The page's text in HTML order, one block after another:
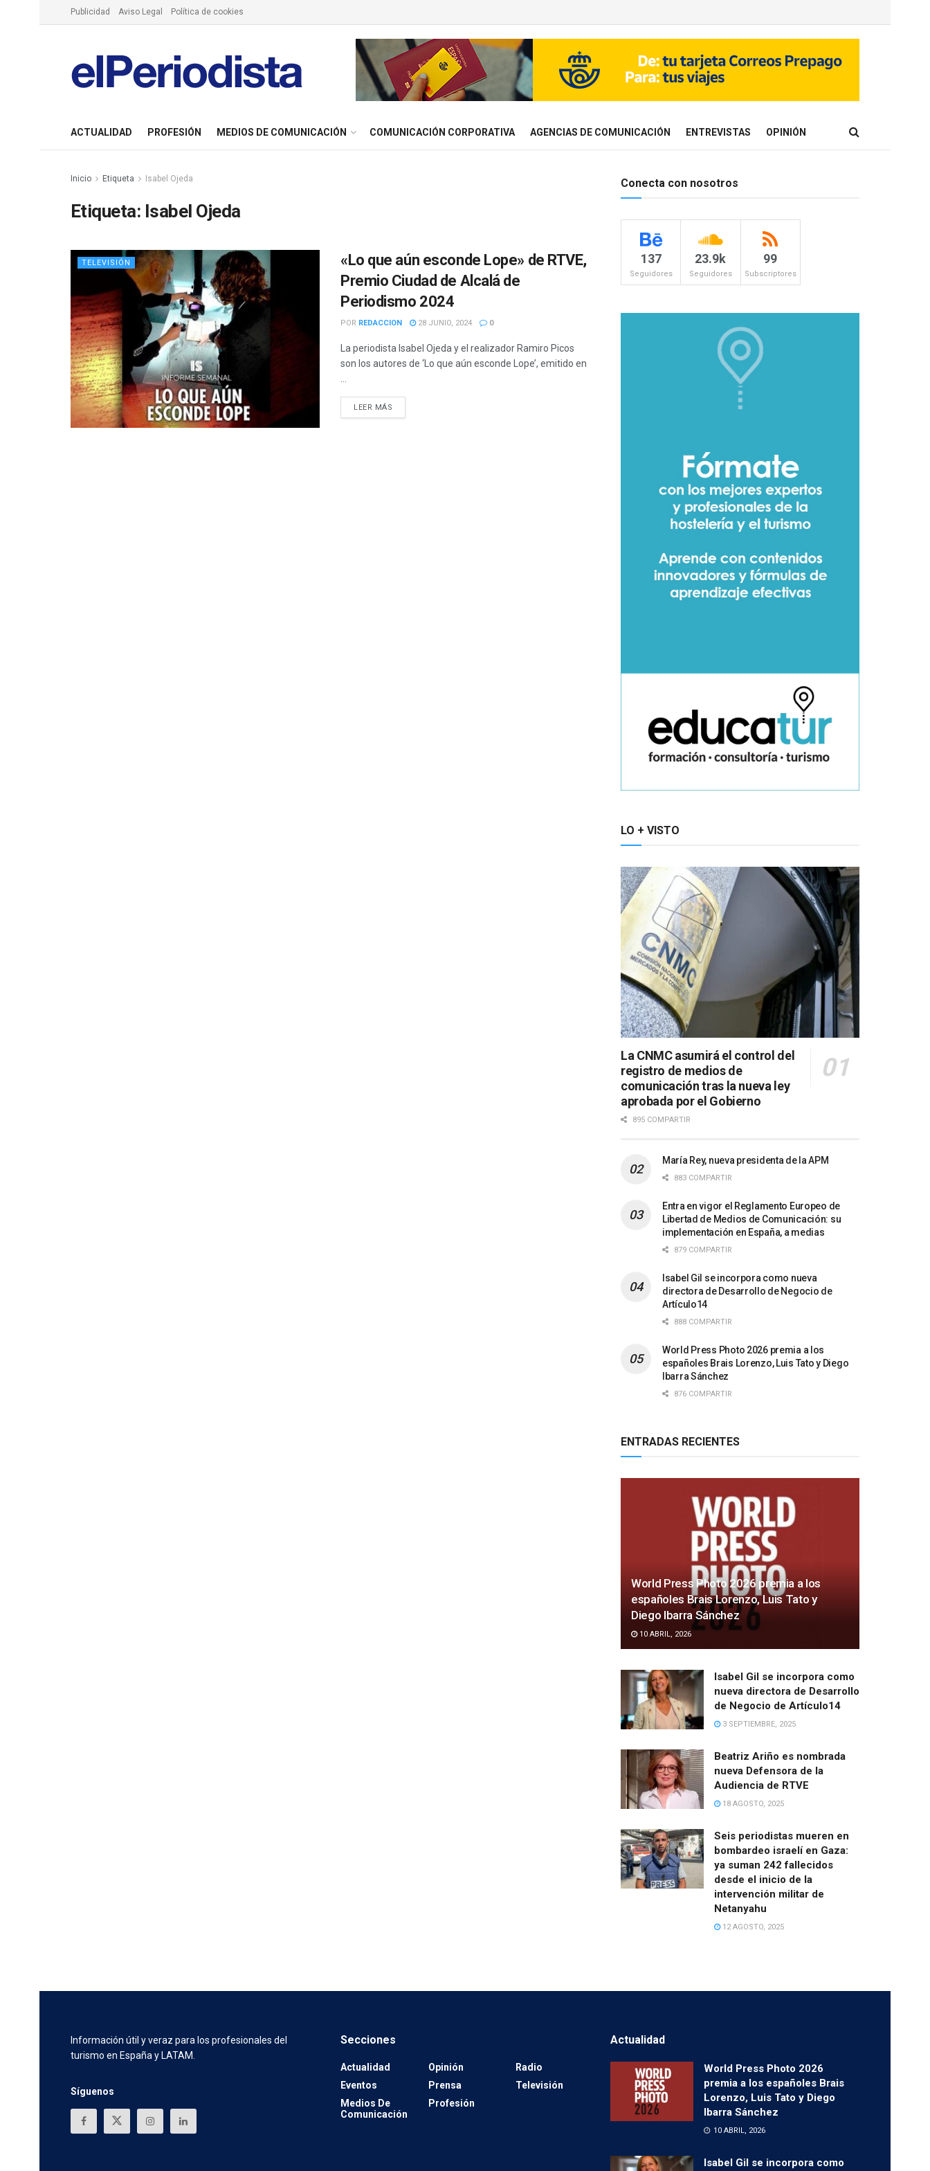
Publicidad Aviso Legal Política de cookies
ACTUALIDAD PROFESIÓN MEDIOS DE COMUNICACIÓN COMUNICACIÓN CORPORATIVA AGENCIAS DE COMUNICACIÓN ENTREVISTAS OPINIÓN
Inicio Etiqueta Isabel Ojeda
Etiqueta: Isabel Ojeda
TELEVISIÓN
«Lo que aún esconde Lope» de RTVE,
Premio Ciudad de Alcalá de
Periodismo 2024
POR REDACCION 28 JUNIO, 2024 0
La periodista Isabel Ojeda y el realizador Ramiro Picos
son los autores de ‘Lo que aún esconde Lope’, emitido en
LEER MÁS
Conecta con nosotros
137
Seguidores
23.9k
Seguidores
99
Subscriptores
LO + VISTO
La CNMC asumirá el control del
registro de medios de
comunicación tras la nueva ley
aprobada por el Gobierno
895 COMPARTIR
María Rey, nueva presidenta de la APM
883 COMPARTIR
Entra en vigor el Reglamento Europeo de
Libertad de Medios de Comunicación: su
implementación en España, a medias
879 COMPARTIR
Isabel Gil se incorpora como nueva
directora de Desarrollo de Negocio de
Artículo14
888 COMPARTIR
World Press Photo 2026 premia a los
españoles Brais Lorenzo, Luis Tato y Diego
Ibarra Sánchez
876 COMPARTIR
ENTRADAS RECIENTES
World Press Photo 2026 premia a los
españoles Brais Lorenzo, Luis Tato y
Diego Ibarra Sánchez
10 ABRIL, 2026
Isabel Gil se incorpora como
nueva directora de Desarrollo
de Negocio de Artículo14
3 SEPTIEMBRE, 2025
Beatriz Ariño es nombrada
nueva Defensora de la
Audiencia de RTVE
18 AGOSTO, 2025
Seis periodistas mueren en
bombardeo israelí en Gaza:
ya suman 242 fallecidos
desde el inicio de la
intervención militar de
Netanyahu
12 AGOSTO, 2025
Información útil y veraz para los profesionales del
turismo en España y LATAM.
Síguenos
Secciones
Actualidad
Eventos
Medios De
Comunicación
Opinión
Prensa
Profesión
Radio
Televisión
Actualidad
World Press Photo 2026
premia a los españoles Brais
Lorenzo, Luis Tato y Diego
Ibarra Sánchez
10 ABRIL, 2026
Isabel Gil se incorpora como